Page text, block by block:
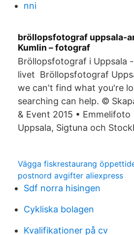
nni
bröllopsfotograf uppsala-
Kumlin – fotograf
Bröllopsfotograf i Uppsala
livet Bröllopsfotograf
we can't find what you're
searching can help. ©
& Event 2015 •
Uppsala, Sigtuna och
Vägga fiskrestaurang
postnord avgifter aliexpress
Sdf norra hisingen
Cykliska bolagen
Kvalifikationer på cv